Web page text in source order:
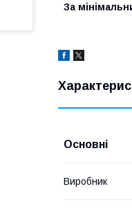
За
Основні
Виробник